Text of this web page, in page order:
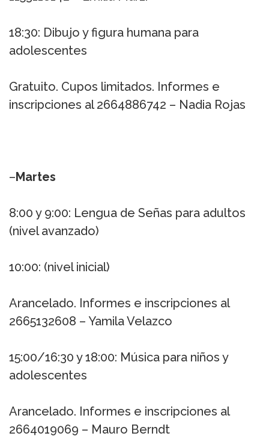
18:30: Dibujo y figura humana para
adolescentes
Gratuito. Cupos limitados. Informes e
inscripciones al 2664886742 – Nadia Rojas
–Martes
8:00 y 9:00: Lengua de Señas para adultos
(nivel avanzado)
10:00: (nivel inicial)
Arancelado. Informes e inscripciones al
2665132608 – Yamila Velazco
15:00/16:30 y 18:00: Música para niños y
adolescentes
Arancelado. Informes e inscripciones al
2664019069 – Mauro Berndt